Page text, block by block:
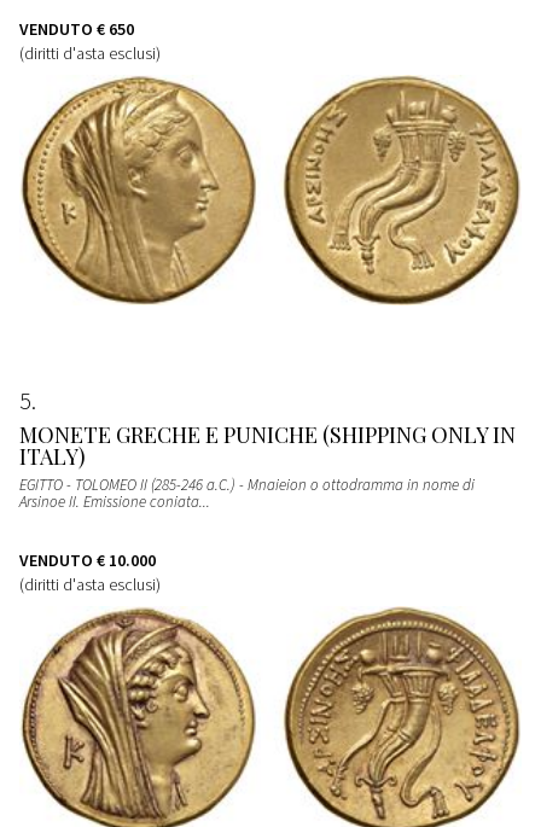
VENDUTO € 650
(diritti d'asta esclusi)
5
MONETE GRECHE E PUNICHE (SHIPPING ONLY IN
ITALY)
EGITTO - TOLOMEO II (285-246 a.C.) - Mnaieion o ottodramma in nome di
Arsinoe II. Emissione coniata...
VENDUTO € 10.000
(diritti d'asta esclusi)